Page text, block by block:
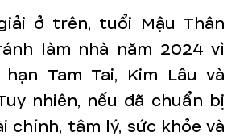
ở trên, tuổi Mậu Thân
làm nhà năm 2024 vì
Tam Tai, Kim Lâu và
nhiên, nếu đã chuẩn bị
chính, tâm lý, sức khỏe và